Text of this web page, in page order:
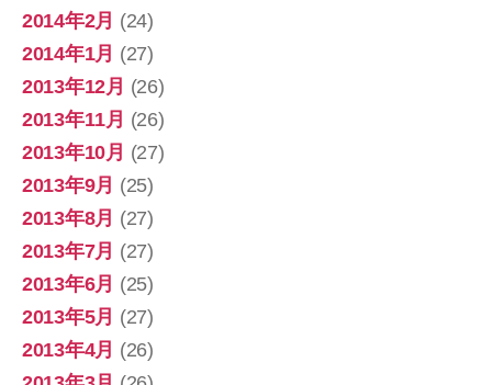
2014年2月 (24)
2014年1月 (27)
2013年12月 (26)
2013年11月 (26)
2013年10月 (27)
2013年9月 (25)
2013年8月 (27)
2013年7月 (27)
2013年6月 (25)
2013年5月 (27)
2013年4月 (26)